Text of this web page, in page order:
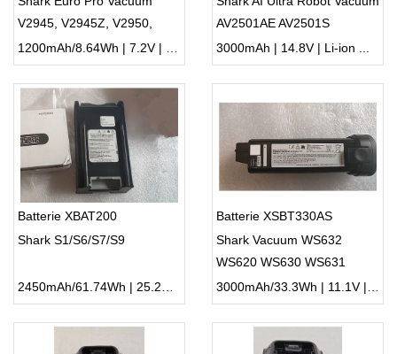
V2945, V2945Z, V2950,
V2950A
1200mAh/8.64Wh | 7.2V | Li-ion ...
AV2501AE AV2501S
AV2511AE RV2610WA
3000mAh | 14.8V | Li-ion ...
Batterie XBAT200
Shark S1/S6/S7/S9
2450mAh/61.74Wh | 25.2V | Li-ion ...
Batterie XSBT330AS
Shark Vacuum WS632
WS620 WS630 WS631
3000mAh/33.3Wh | 11.1V | Li-ion ...